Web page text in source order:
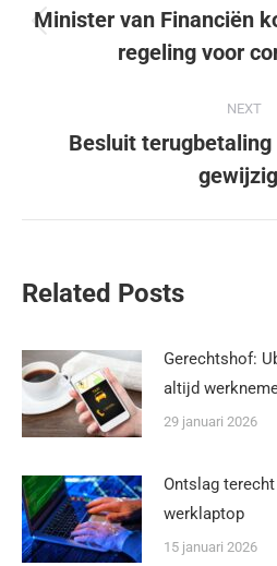
Minister van Financiën
regeling voor
NEXT
Besluit
Related Posts
Gerechtshof:
altijd
29 januari 2026
Ontslag
werklaptop
15 januari 2026